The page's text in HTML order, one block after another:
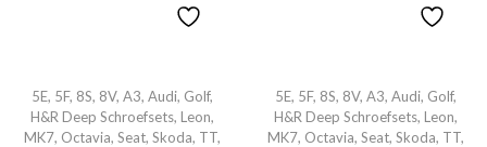
5E, 5F, 8S, 8V, A3, Audi, Golf,
H&R Deep Schroefsets, Leon,
MK7, Octavia, Seat, Skoda, TT,
5E, 5F, 8S, 8V, A3, Audi, Golf,
H&R Deep Schroefsets, Leon,
MK7, Octavia, Seat, Skoda, TT,